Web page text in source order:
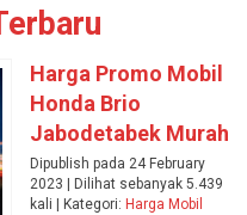
Harga Promo Mobil
Honda Brio
Jabodetabek Murah
Dipublish pada 24 February
2023 | Dilihat sebanyak 5.439
kali | Kategori: Harga Mobil